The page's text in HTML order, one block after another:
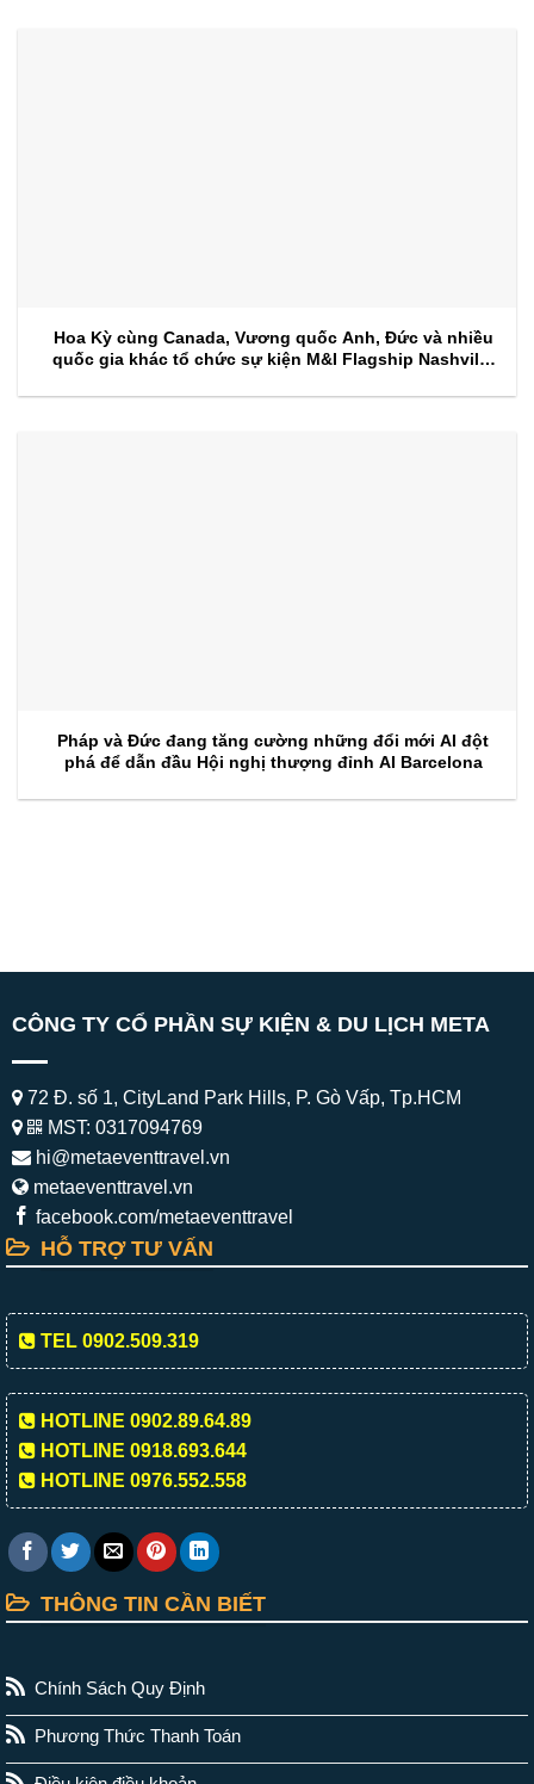
Hoa Kỳ cùng Canada, Vương quốc Anh, Đức và nhiều
quốc gia khác tổ chức sự kiện M&I Flagship Nashville
Pháp và Đức đang tăng cường những đổi mới AI đột
phá để dẫn đầu Hội nghị thượng đỉnh AI Barcelona
CÔNG TY CỔ PHẦN SỰ KIỆN & DU LỊCH META
72 Đ. số 1, CityLand Park Hills, P. Gò Vấp, Tp.HCM
MST: 0317094769
hi@metaeventtravel.vn
metaeventtravel.vn
facebook.com/metaeventtravel
HỖ TRỢ TƯ VẤN
TEL 0902.509.319
HOTLINE 0902.89.64.89
HOTLINE 0918.693.644
HOTLINE 0976.552.558
THÔNG TIN CẦN BIẾT
Chính Sách Quy Định
Phương Thức Thanh Toán